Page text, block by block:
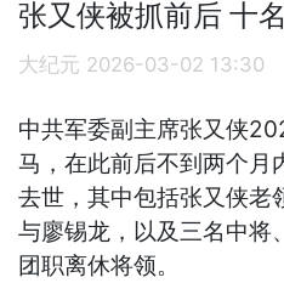
张又侠被抓前后 十
大纪元 2026-03-02 13:30
中共军委副主席张又侠
马，在此前后不到两个月
去世，其中包括张又侠老
与廖锡龙，以及三名中将
团职离休将领。